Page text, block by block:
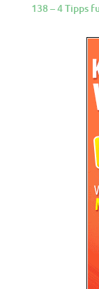
138 – 4 Tipps